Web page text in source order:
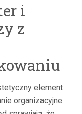
i
z
element
organizacyjne.